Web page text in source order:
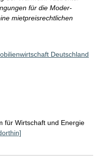
für die Moder-
mietpreisrechtlichen
Deutschland
für Wirtschaft und Energie